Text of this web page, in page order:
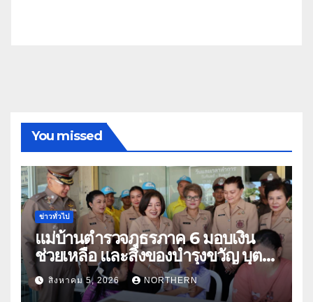
You missed
ข่าวทั่วไป
แม่บ้านตำรวจภูธรภาค 6 มอบเงิน
ช่วยเหลือ และสิ่งของบำรุงขวัญ บุตร-
ธิดา ข้าราชการตำรวจจังหวัด
อุทัยธานี
สิงหาคม 5, 2026 NORTHERN